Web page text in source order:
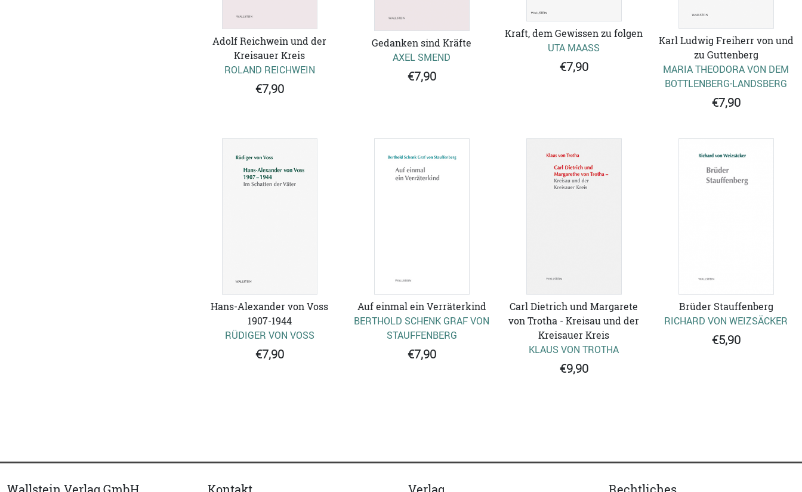
Adolf Reichwein und der
Kreisauer Kreis
ROLAND REICHWEIN
€7,90
Gedanken sind Kräfte
AXEL SMEND
€7,90
Kraft, dem Gewissen zu folgen
UTA MAASS
€7,90
Karl Ludwig Freiherr von und
zu Guttenberg
MARIA THEODORA VON DEM
BOTTLENBERG-LANDSBERG
€7,90
Hans-Alexander von Voss
1907-1944
RÜDIGER VON VOSS
€7,90
Auf einmal ein Verräterkind
BERTHOLD SCHENK GRAF VON
STAUFFENBERG
€7,90
Carl Dietrich und Margarete
von Trotha - Kreisau und der
Kreisauer Kreis
KLAUS VON TROTHA
€9,90
Brüder Stauffenberg
RICHARD VON WEIZSÄCKER
€5,90